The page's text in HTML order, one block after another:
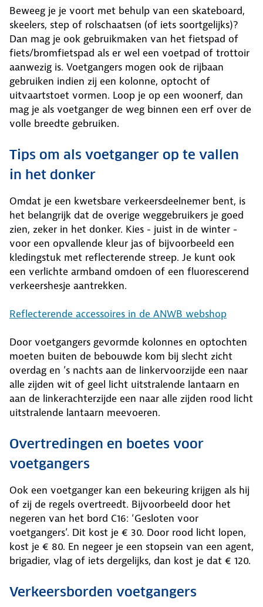
Beweeg je je voort met behulp van een skateboard,
skeelers, step of rolschaatsen (of iets soortgelijks)?
Dan mag je ook gebruikmaken van het fietspad of
fiets/bromfietspad als er wel een voetpad of trottoir
aanwezig is. Voetgangers mogen ook de rijbaan
gebruiken indien zij een kolonne, optocht of
uitvaartstoet vormen. Loop je op een woonerf, dan
mag je als voetganger de weg binnen een erf over de
volle breedte gebruiken.
Tips om als voetganger op te vallen
in het donker
Omdat je een kwetsbare verkeersdeelnemer bent, is
het belangrijk dat de overige weggebruikers je goed
zien, zeker in het donker. Kies - juist in de winter -
voor een opvallende kleur jas of bijvoorbeeld een
kledingstuk met reflecterende streep. Je kunt ook
een verlichte armband omdoen of een fluorescerend
verkeershesje aantrekken.
Reflecterende accessoires in de ANWB webshop
Door voetgangers gevormde kolonnes en optochten
moeten buiten de bebouwde kom bij slecht zicht
overdag en ’s nachts aan de linkervoorzijde een naar
alle zijden wit of geel licht uitstralende lantaarn en
aan de linkerachterzijde een naar alle zijden rood licht
uitstralende lantaarn meevoeren.
Overtredingen en boetes voor
voetgangers
Ook een voetganger kan een bekeuring krijgen als hij
of zij de regels overtreedt. Bijvoorbeeld door het
negeren van het bord C16: ‘Gesloten voor
voetgangers’. Dit kost je € 30. Door rood licht lopen,
kost je € 80. En negeer je een stopsein van een agent,
brigadier, vlag of iets dergelijks, dan kost je dat € 120.
Verkeersborden voetgangers